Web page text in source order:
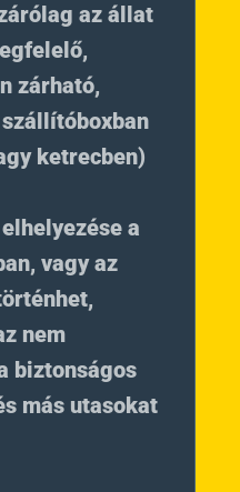
az állat
zárható,
ketrecben)
a
vagy az
nem
biztonságos
más utasokat